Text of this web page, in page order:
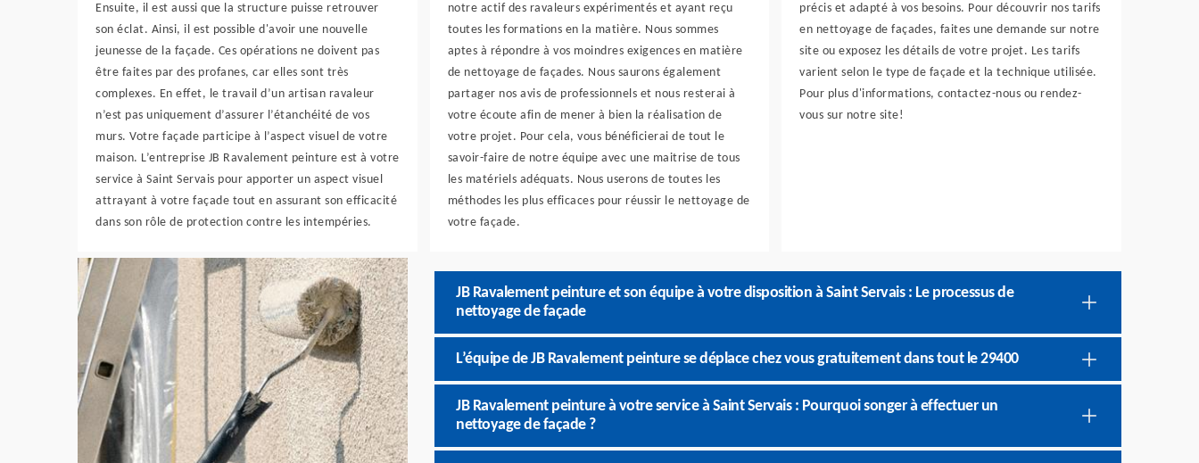
Ensuite, il est aussi que la structure puisse retrouver
son éclat. Ainsi, il est possible d'avoir une nouvelle
jeunesse de la façade. Ces opérations ne doivent pas
être faites par des profanes, car elles sont très
complexes. En effet, le travail d’un artisan ravaleur
n’est pas uniquement d’assurer l’étanchéité de vos
murs. Votre façade participe à l’aspect visuel de votre
maison. L’entreprise JB Ravalement peinture est à votre
service à Saint Servais pour apporter un aspect visuel
attrayant à votre façade tout en assurant son efficacité
dans son rôle de protection contre les intempéries.
notre actif des ravaleurs expérimentés et ayant reçu
toutes les formations en la matière. Nous sommes
aptes à répondre à vos moindres exigences en matière
de nettoyage de façades. Nous saurons également
partager nos avis de professionnels et nous resterai à
votre écoute afin de mener à bien la réalisation de
votre projet. Pour cela, vous bénéficierai de tout le
savoir-faire de notre équipe avec une maitrise de tous
les matériels adéquats. Nous userons de toutes les
méthodes les plus efficaces pour réussir le nettoyage de
votre façade.
précis et adapté à vos besoins. Pour découvrir nos tarifs
en nettoyage de façades, faites une demande sur notre
site ou exposez les détails de votre projet. Les tarifs
varient selon le type de façade et la technique utilisée.
Pour plus d'informations, contactez-nous ou rendez-
vous sur notre site!
JB Ravalement peinture et son équipe à votre disposition à Saint Servais : Le processus de
nettoyage de façade
L’équipe de JB Ravalement peinture se déplace chez vous gratuitement dans tout le 29400
JB Ravalement peinture à votre service à Saint Servais : Pourquoi songer à effectuer un
nettoyage de façade ?